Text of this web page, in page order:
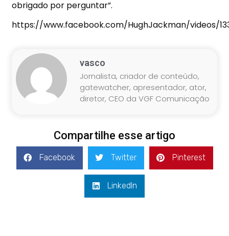
obrigado por perguntar”.
https://www.facebook.com/HughJackman/videos/
vasco
Jornalista, criador de conteúdo,
gatewatcher, apresentador, ator,
diretor, CEO da VGF Comunicação
Compartilhe esse artigo
Facebook Twitter Pinterest
LinkedIn